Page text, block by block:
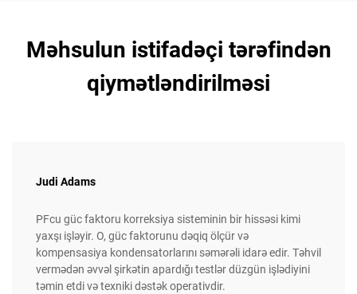
Məhsulun istifadəçi tərəfindən
qiymətləndirilməsi
Judi Adams
PFcu güc faktoru korreksiya sisteminin bir hissəsi kimi
yaxşı işləyir. O, güc faktorunu dəqiq ölçür və
kompensasiya kondensatorlarını səmərəli idarə edir. Təhvil
vermədən əvvəl şirkətin apardığı testlər düzgün işlədiyini
təmin etdi və texniki dəstək operativdir.